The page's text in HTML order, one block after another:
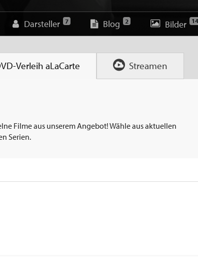
Darsteller 7 Blog 2 Bilder 14
Verleih aLaCarte Streamen
Filme aus unserem Angebot! Wähle aus aktuellen
Serien.